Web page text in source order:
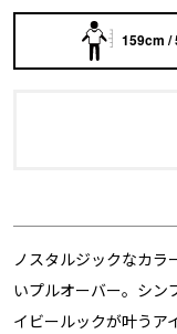
159cm /
ノスタルジックなカラ
いプルオーバー。シン
イビールックが叶うア